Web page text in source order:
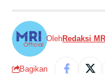
OlehRedaksi
Bagikan